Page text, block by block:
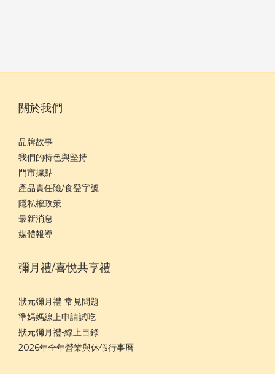
關於我們
品牌故事
我們的特色與堅持
門市據點
產品責任險/食登字號
隱私權政策
最新消息
媒體報導
彌月禮/喜悅共享禮
狀元彌月禮-常見問題
準媽媽線上申請試吃
狀元彌月禮-線上目錄
2026年全年營業與休假行事曆